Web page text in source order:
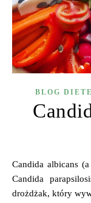
BLOG
Candida albicans (a także Candida glabrata, Candida tropicalis,
Candida
drożdżak, który